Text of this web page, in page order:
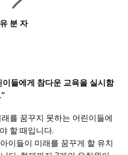
유 분 자
들에게 참다운 교육을 실시함
를 꿈꾸지 못하는 어린이들에
할 때입니다.
이들이 미래를 꿈꾸게 할 유치